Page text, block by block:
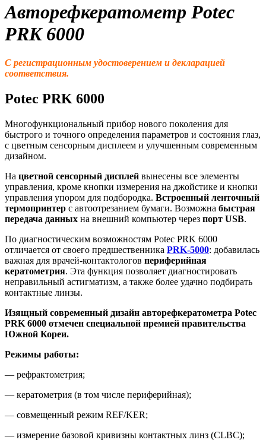
Авторефкератометр Potec
PRK 6000
С регистрационным удостоверением и декларацией
соответствия.
Potec PRK 6000
Многофункциональный прибор нового поколения для
быстрого и точного определения параметров и состояния глаз,
с цветным сенсорным дисплеем и улучшенным современным
дизайном.
На цветной сенсорный дисплей вынесены все элементы
управления, кроме кнопки измерения на джойстике и кнопки
управления упором для подбородка. Встроенный ленточный
термопринтер с автоотрезанием бумаги. Возможна быстрая
передача данных на внешний компьютер через порт USB.
По диагностическим возможностям Potec PRK 6000
отличается от своего предшественника PRK-5000: добавилась
важная для врачей-контактологов периферийная
кератометрия. Эта функция позволяет диагностировать
неправильный астигматизм, а также более удачно подбирать
контактные линзы.
Изящный современный дизайн авторефкератометра Potec
PRK 6000 отмечен специальной премией правительства
Южной Кореи.
Режимы работы:
— рефрактометрия;
— кератометрия (в том числе периферийная);
— совмещенный режим REF/KER;
— измерение базовой кривизны контактных линз (CLBC);